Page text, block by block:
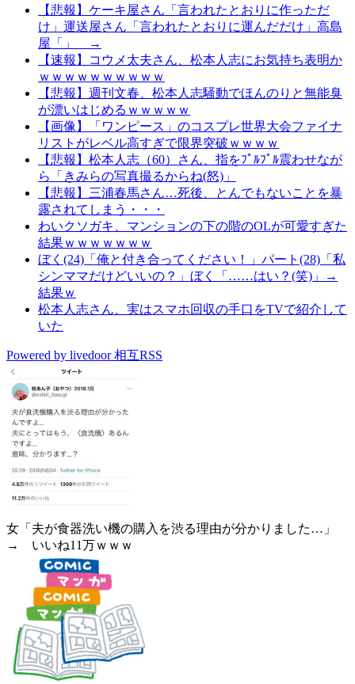
【悲報】ケーキ屋さん「言われたとおりに作っただ
け」運送屋さん「言われたとおりに運んだだけ」高島
屋「」 →
【速報】コウメ太夫さん、松本人志にお気持ち表明か
ｗｗｗｗｗｗｗｗｗｗ
【悲報】週刊文春、松本人志騒動でほんのりと無能臭
が漂いはじめるｗｗｗｗｗ
【画像】「ワンピース」のコスプレ世界大会ファイナ
リストがレベル高すぎで限界突破ｗｗｗｗ
【悲報】松本人志（60）さん、指をﾌﾟﾙﾌﾟﾙ震わせなが
ら「きみらの写真撮るからね(怒)」
【悲報】三浦春馬さん…死後、とんでもないことを暴
露されてしまう・・・
わいクソガキ、マンションの下の階のOLが可愛すぎた
結果ｗｗｗｗｗｗｗ
ぼく(24)「俺と付き合ってください！」パート(28)「私
シンママだけどいいの？」ぼく「……はい？(笑)」→
結果ｗ
松本人志さん、実はスマホ回収の手口をTVで紹介して
いた
Powered by livedoor 相互RSS
女「夫が食器洗い機の購入を渋る理由が分かりました…」
→ いいね11万ｗｗｗ